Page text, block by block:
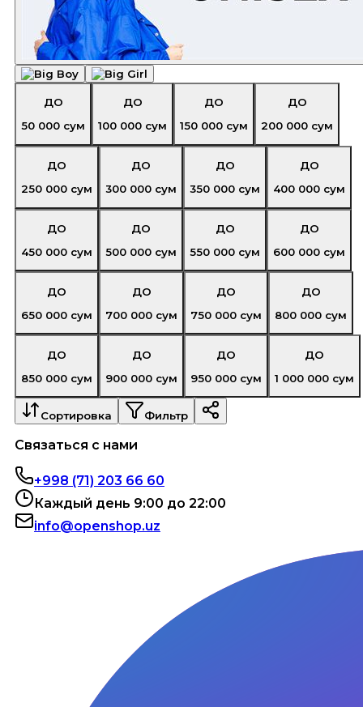
ДО
50 000 сум
ДО
100 000 сум
ДО
150 000 сум
ДО
200 000 сум
ДО
250 000 сум
ДО
300 000 сум
ДО
350 000 сум
ДО
400 000 сум
ДО
450 000 сум
ДО
500 000 сум
ДО
550 000 сум
ДО
600 000 сум
ДО
650 000 сум
ДО
700 000 сум
ДО
750 000 сум
ДО
800 000 сум
ДО
850 000 сум
ДО
900 000 сум
ДО
950 000 сум
ДО
1 000 000 сум
Сортировка Фильтр
Связаться с нами
+998 (71) 203 66 60
Каждый день 9:00 до 22:00
info@openshop.uz